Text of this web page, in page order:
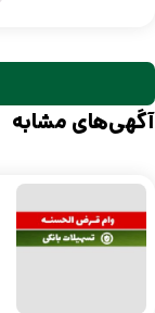
آگهی‌های مشابه